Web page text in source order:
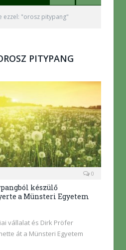
ezzel: "orosz pitypang"
PITYPANG
0
készülő
a Münsteri Egyetem
vállalat és Dirk Pröfer
át a Münsteri Egyetem